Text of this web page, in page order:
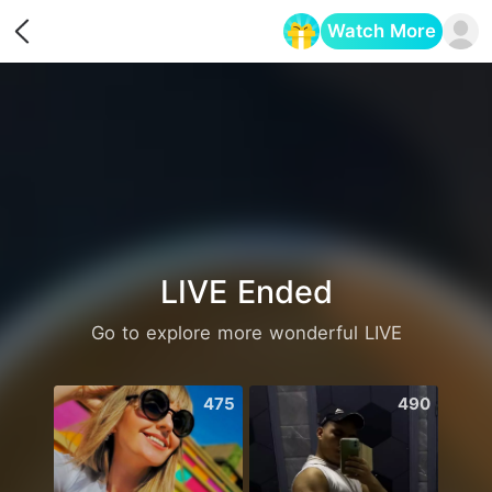
Watch More
LIVE Ended
Go to explore more wonderful LIVE
475 490